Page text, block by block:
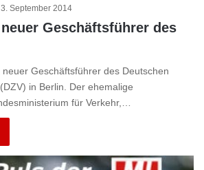
3. September 2014
Geschäftsführer des
Geschäftsführer des Deutschen
in Berlin. Der ehemalige
für Verkehr,…